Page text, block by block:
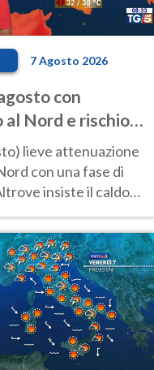
7 Agosto 2026
con
Nord e rischio
caldo
lieve attenuazione
con una fase di
insiste il caldo